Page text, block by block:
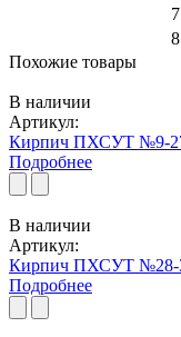
7
8
Похожие товары
В наличии
Артикул:
Кирпич ПХСУТ №9-27
Подробнее
В наличии
Артикул:
Кирпич ПХСУТ №28-
Подробнее